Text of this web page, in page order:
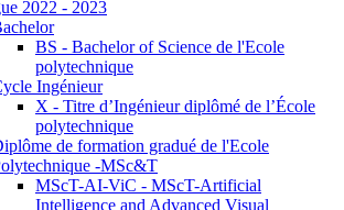
2022 - 2023
BS - Bachelor of Science de l'Ecole
polytechnique
Ingénieur
X - Titre d’Ingénieur diplômé de l’École
polytechnique
de formation gradué de l'Ecole
-MSc&T
MScT-AI-ViC - MScT-Artificial
Intelligence and Advanced Visual